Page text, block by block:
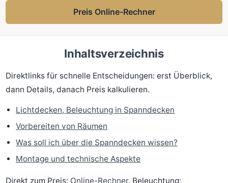
Preis Online-Rechner
Inhaltsverzeichnis
Direktlinks für schnelle Entscheidungen: erst Überblick,
dann Details, danach Preis kalkulieren.
Lichtdecken, Beleuchtung in Spanndecken
Vorbereiten von Räumen
Was soll ich über die Spanndecken wissen?
Montage und technische Aspekte
Direkt zum Preis: Online-Rechner. Beleuchtung: